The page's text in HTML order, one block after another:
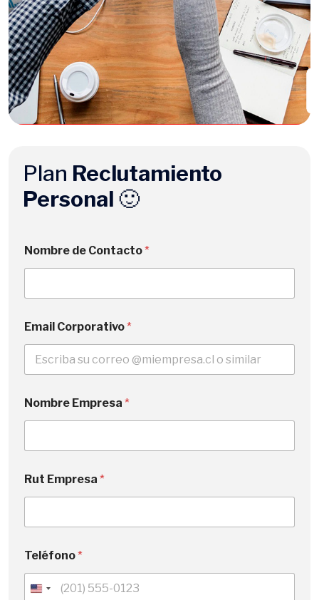
Plan Reclutamiento
Personal 🙂
a
T
l
f
o
n
*
e
o
Nombre de Contacto*
Email Corporativo*
Nombre Empresa *
Rut Empresa *
Teléfono*
U